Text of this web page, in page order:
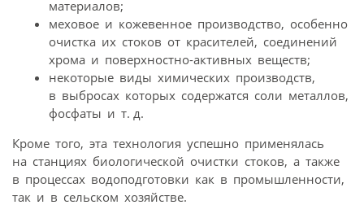
материалов;
меховое и кожевенное производство, особенно
очистка их стоков от красителей, соединений
хрома и поверхностно-активных веществ;
некоторые виды химических производств,
в выбросах которых содержатся соли металлов,
фосфаты и т. д.
Кроме того, эта технология успешно применялась
на станциях биологической очистки стоков, а также
в процессах водоподготовки как в промышленности,
так и в сельском хозяйстве.